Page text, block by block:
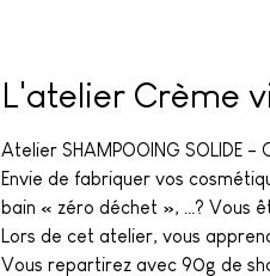
L'atelier Crème
Atelier SHAMPOOING SOLIDE
Envie de fabriquer vos
bain « zéro déchet », …? Vous
Lors de cet atelier, vous
Vous repartirez avec 90g de